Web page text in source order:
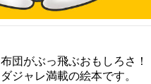
布団がぶっ飛ぶおもしろさ！
ダジャレ満載の絵本です。